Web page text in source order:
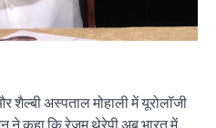
शैल्बी अस्पताल मोहाली में यूरोलॉजी
ने कहा कि रेज़ुम थेरेपी अब भारत में